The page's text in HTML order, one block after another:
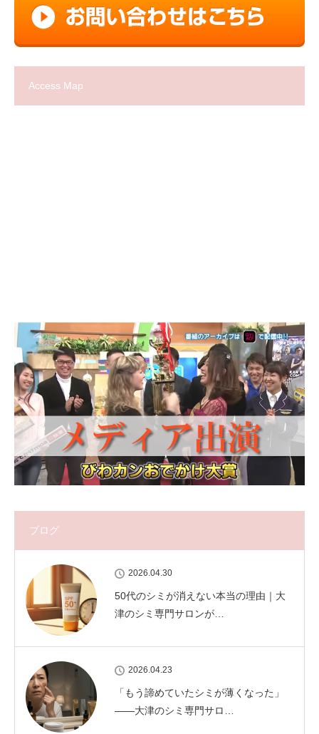
Access Map
ブログ
2026.04.30
50代のシミが消えない本当の理由｜大
津のシミ専門サロンが…
2026.04.23
「もう諦めていたシミが薄くなった」
——大津のシミ専門サロ…